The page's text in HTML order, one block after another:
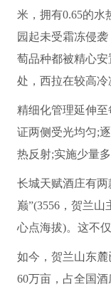
米，拥有0.65的水
园起未受霜冻侵
萄品种都被精心
处，西拉在较高
精细化管理延伸
证两侧受光均匀;
热反射;实施少量
长城天赋酒庄有
巅”(3556，贺兰山
心点海拔)。这不
如今，贺兰山东
60万亩，占全国